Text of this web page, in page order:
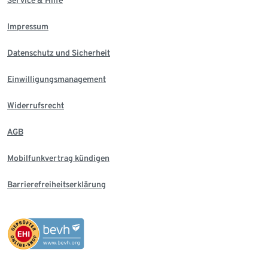
Impressum
Datenschutz und Sicherheit
Einwilligungsmanagement
Widerrufsrecht
AGB
Mobilfunkvertrag kündigen
Barrierefreiheitserklärung